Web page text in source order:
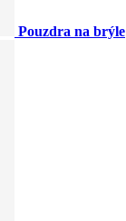
Pouzdra na brýle